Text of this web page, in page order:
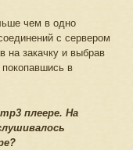
чем в одно
с сервером
на закачку и выбрав
в
плеере. На